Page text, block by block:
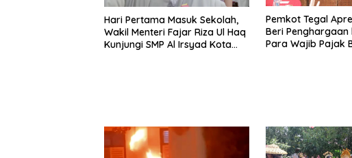
Hari Pertama Masuk Sekolah,
Wakil Menteri Fajar Riza Ul Haq
Kunjungi SMP Al Irsyad Kota
Pemkot Tegal
Beri
Para Wajib Pajak